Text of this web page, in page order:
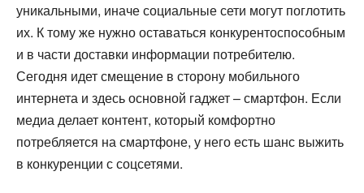
уникальными, иначе социальные сети могут поглотить
их. К тому же нужно оставаться конкурентоспособным
и в части доставки информации потребителю.
Сегодня идет смещение в сторону мобильного
интернета и здесь основной гаджет – смартфон. Если
медиа делает контент, который комфортно
потребляется на смартфоне, у него есть шанс выжить
в конкуренции с соцсетями.